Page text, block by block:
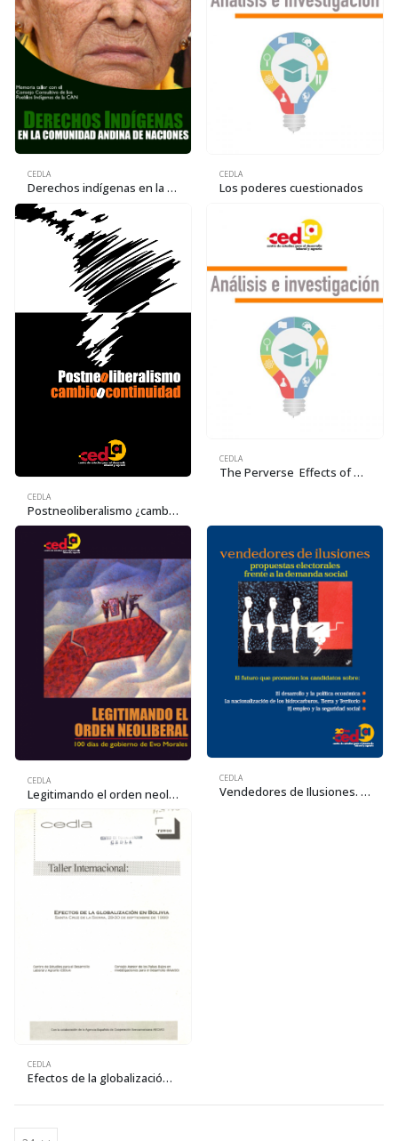
CEDLA
Derechos indígenas en la Comunidad Andina de naciones (CAN). Memoria de taller con el Consejo Consultivo de los Pueblos Indígenas de la CAN
CEDLA
Los poderes cuestionados
CEDLA
Postneoliberalismo ¿cambio o continuidad?. Memoria del Seminario Internacional
CEDLA
The Perverse Effects of Globalization in Bolivia
CEDLA
Legitimando el orden neoliberal: 100 días de gobierno de Evo Morales
CEDLA
Vendedores de Ilusiones. Propuestas electorales frente a la demanda social
CEDLA
Efectos de la globalización en Bolivia